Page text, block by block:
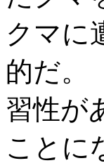
クマに
的だ。
習性が
ことに